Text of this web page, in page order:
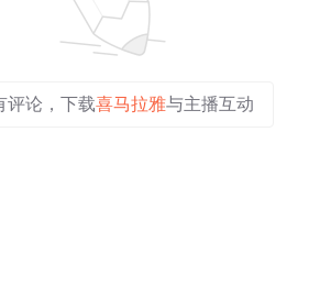
评论，下载喜马拉雅与主播互动